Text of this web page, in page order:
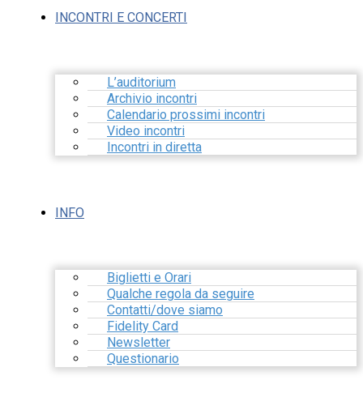
INCONTRI E CONCERTI
L’auditorium
Archivio incontri
Calendario prossimi incontri
Video incontri
Incontri in diretta
INFO
Biglietti e Orari
Qualche regola da seguire
Contatti/dove siamo
Fidelity Card
Newsletter
Questionario